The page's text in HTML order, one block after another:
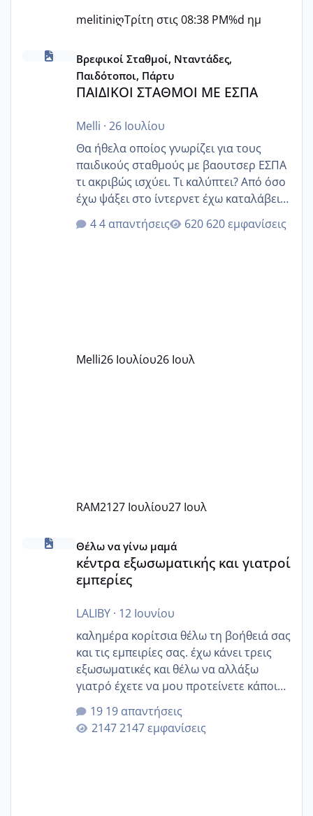
melitiniღΤρίτη στις 08:38 PM%d ημ
ΠΑΙΔΙΚΟΙ ΣΤΑΘΜΟΙ ΜΕ ΕΣΠΑ
Βρεφικοί Σταθμοί, Νταντάδες,
Παιδότοποι, Πάρτυ
ΠΑΙΔΙΚΟΙ ΣΤΑΘΜΟΙ ΜΕ ΕΣΠΑ
Melli · 26 Ιουλίου
Θα ήθελα οποίος γνωρίζει για τους
παιδικούς σταθμούς με βαουτσερ ΕΣΠΑ
τι ακριβώς ισχύει. Τι καλύπτει? Από όσο
έχω ψάξει στο ίντερνετ έχω καταλάβει
ότι το βαουτσερ καλύπτει όλα τα
δίδακτρα και τα τροφεια του ιδιωτικού
Εγώ πήγα σε έναν ιδιωτικό παιδικό στ
4 απαντήσεις 620 εμφανίσεις
Melli26 Ιουλίου26 Ιουλ
RAM2127 Ιουλίου27 Ιουλ
κέντρα εξωσωματικής και γιατροί εμπερίες
Θέλω να γίνω μαμά
κέντρα εξωσωματικής και γιατροί
εμπερίες
LALIBY· 12 Ιουνίου
καλημέρα κορίτσια θέλω τη βοήθειά σας
και τις εμπειρίες σας. έχω κάνει τρεις
εξωσωματικές και θέλω να αλλάξω
γιατρό έχετε να μου προτείνετε κάποιον
που μείνατε ευχαριστημένες και είχατε
επιιτυχία? έκανα στο υγεία με τον
ζερβομανωλάκη (δεν το εψαξε καθόλου
19 απαντήσεις
2147 εμφανίσεις